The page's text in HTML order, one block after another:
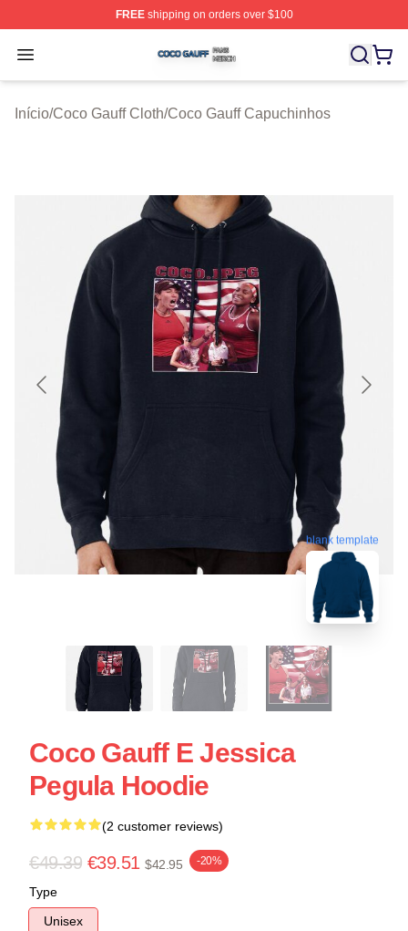
FREEshipping on orders over $100
Open menu
Coco Gauff Shop ⚡️ Officially Licensed Coco Gauff
Início/Coco Gauff Cloth/Coco Gauff Capuchinhos
blank template
Coco Gauff E Jessica
Pegula Hoodie
(2 customer reviews)
€49.39 €39.51 $42.95 -20%
Type
Unisex